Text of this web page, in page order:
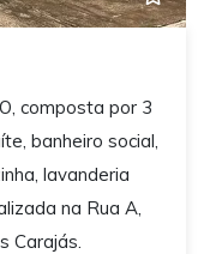
composta por 3
banheiro social,
lavanderia
na Rua A,
Carajás.